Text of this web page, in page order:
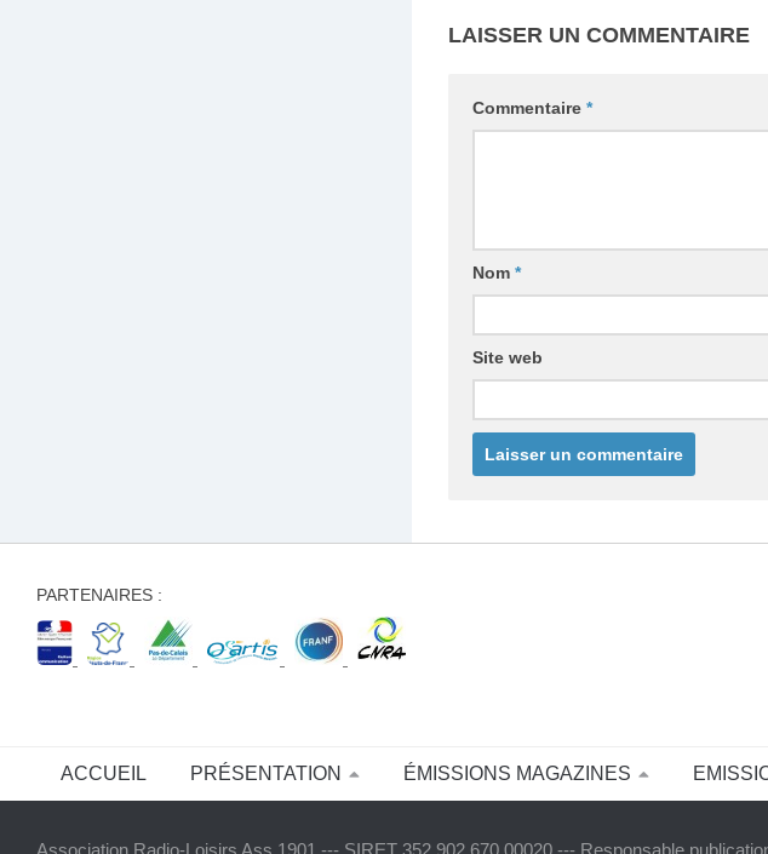
LAISSER UN COMMENTAIRE
Commentaire *
Nom *
Site web
PARTENAIRES :
ACCUEIL PRÉSENTATION ÉMISSIONS MAGAZINES